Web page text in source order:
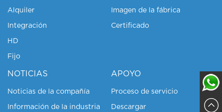
Alquiler
Integración
HD
Fijo
Imagen de la fábrica
Certificado
NOTICIAS
Noticias de la compañía
Información de la industria
APOYO
Proceso de servicio
Descargar
Sajja